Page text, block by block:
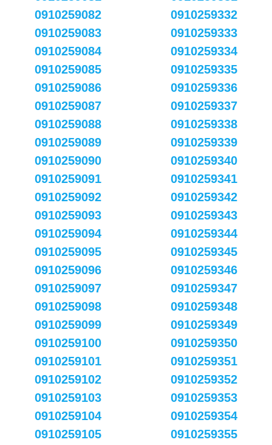
0910259082
0910259083
0910259084
0910259085
0910259086
0910259087
0910259088
0910259089
0910259090
0910259091
0910259092
0910259093
0910259094
0910259095
0910259096
0910259097
0910259098
0910259099
0910259100
0910259101
0910259102
0910259103
0910259104
0910259105
0910259332
0910259333
0910259334
0910259335
0910259336
0910259337
0910259338
0910259339
0910259340
0910259341
0910259342
0910259343
0910259344
0910259345
0910259346
0910259347
0910259348
0910259349
0910259350
0910259351
0910259352
0910259353
0910259354
0910259355